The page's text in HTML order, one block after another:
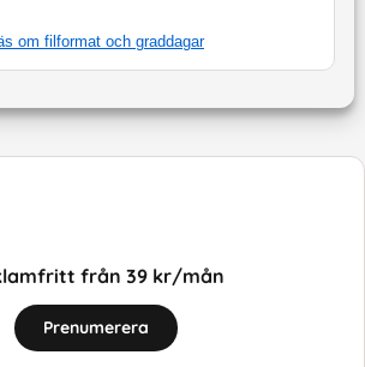
om filformat och graddagar
från 39 kr/mån
Prenumerera